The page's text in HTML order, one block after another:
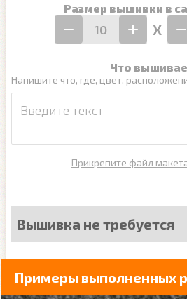
Размер вышивки в
Х
Что
Напишите что, где, цвет,
Прикрепите файл
Вышивка не требуется
Примеры выполненных